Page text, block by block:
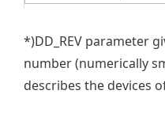
*)DD_REV parameter
number (numerically
describes the devices